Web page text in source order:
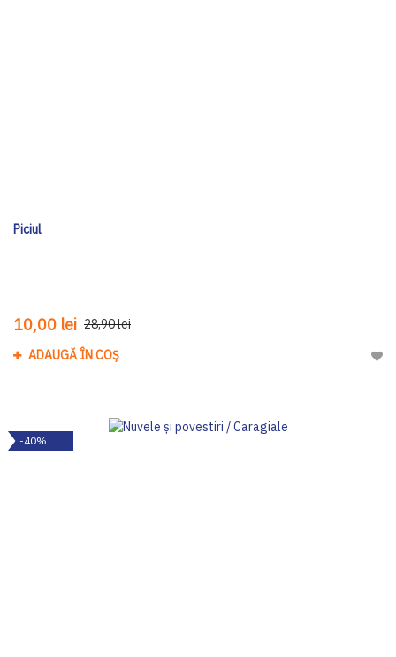
Piciul
10,00 lei 28,90 lei
ADAUGĂ ÎN COȘ
-40%